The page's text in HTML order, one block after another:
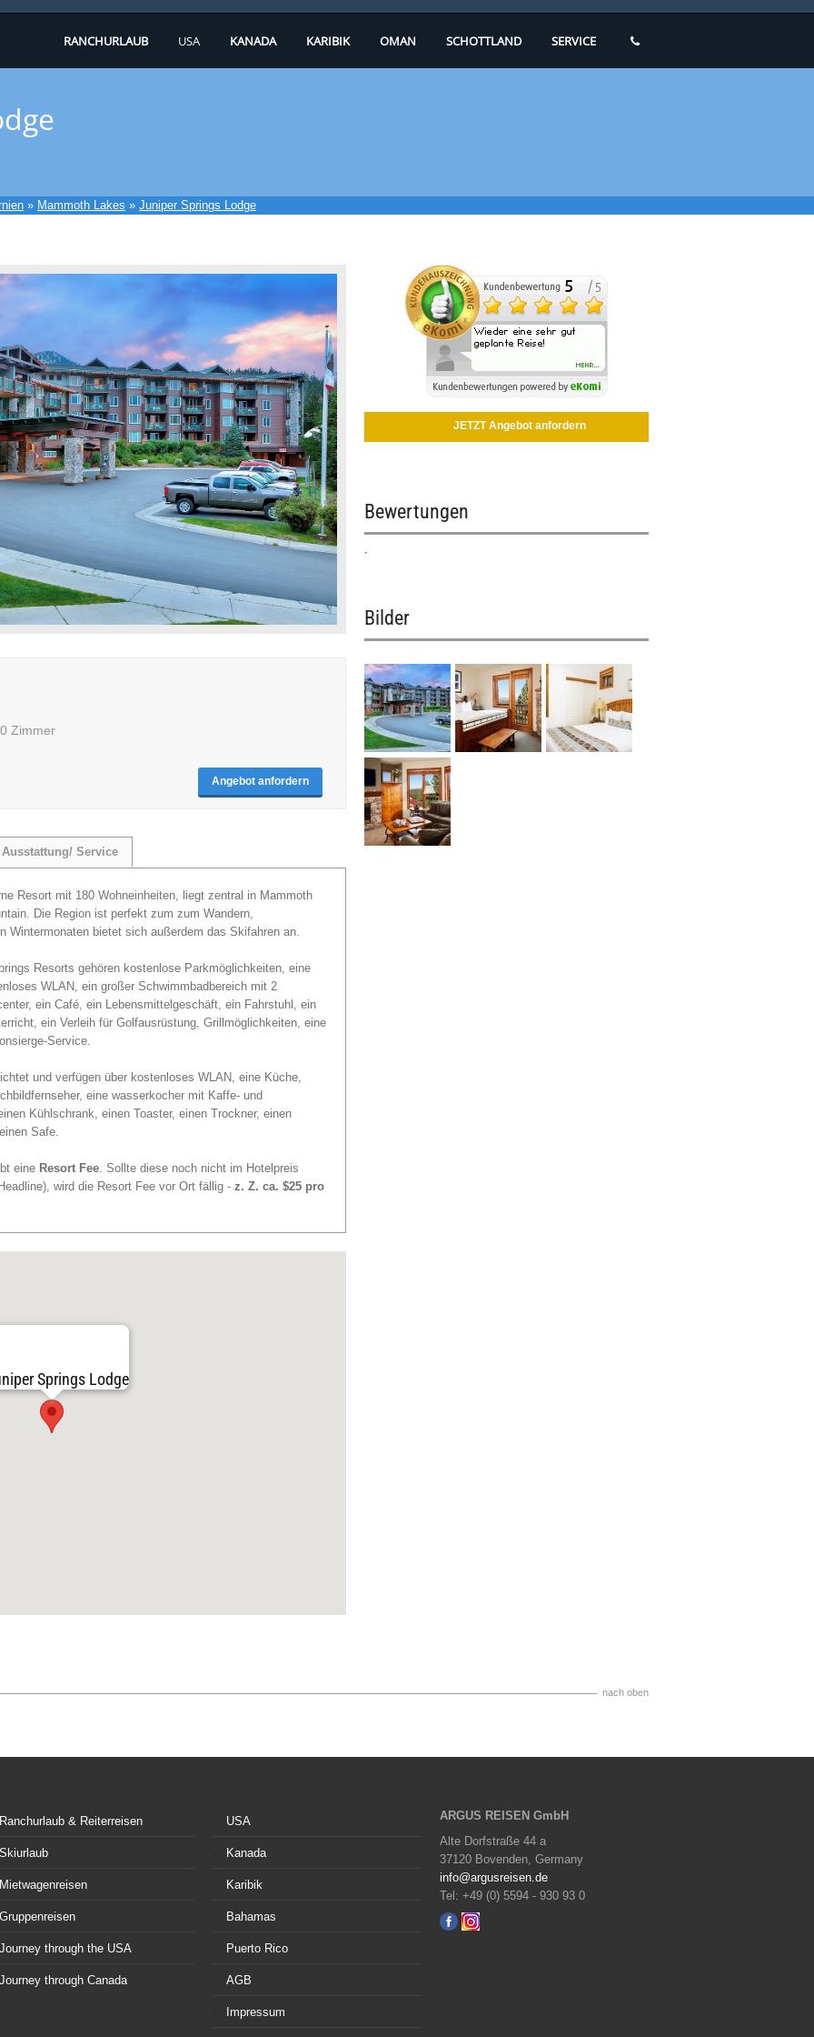
RANCHURLAUB USA KANADA KARIBIK OMAN SCHOTTLAND SERVICE
» Mammoth Lakes » Juniper Springs Lodge
Zimmer
Angebot anfordern
Ausstattung/ Service
Resort mit 180 Wohneinheiten, liegt zentral in Mammoth
Die Region ist perfekt zum zum Wandern,
Wintermonaten bietet sich außerdem das Skifahren an.
Resorts gehören kostenlose Parkmöglichkeiten, eine
WLAN, ein großer Schwimmbadbereich mit 2
ein Café, ein Lebensmittelgeschäft, ein Fahrstuhl, ein
ein Verleih für Golfausrüstung, Grillmöglichkeiten, eine
Service.
und verfügen über kostenloses WLAN, eine Küche,
eine wasserkocher mit Kaffe- und
Kühlschrank, einen Toaster, einen Trockner, einen
Safe.
eine Resort Fee. Sollte diese noch nicht im Hotelpreis
wird die Resort Fee vor Ort fällig - z. Z. ca. $25 pro
Springs Lodge
JETZT Angebot anfordern
Bewertungen
´
Bilder
nach oben
Ranchurlaub & Reiterreisen
Skiurlaub
Mietwagenreisen
Gruppenreisen
Journey through the USA
Journey through Canada
USA
Kanada
Karibik
Bahamas
Puerto Rico
AGB
Impressum
ARGUS REISEN GmbH
Alte Dorfstraße 44 a
37120 Bovenden, Germany
info@argusreisen.de
Tel: +49 (0) 5594 - 930 93 0